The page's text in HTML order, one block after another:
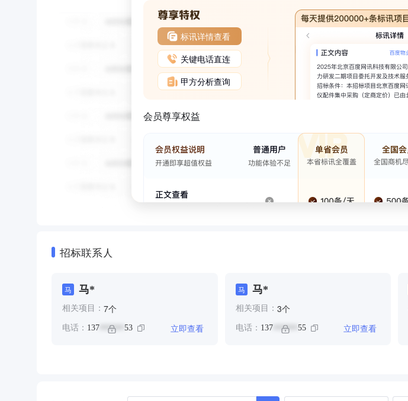
标讯详情查看
关键电话直连
甲方分析查询
会员尊享权益
招标联系人
马 马*
相关项目： 7个
电话： 137 ****** 53 立即查看
马 马*
相关项目： 3个
电话： 137 ****** 55 立即查看